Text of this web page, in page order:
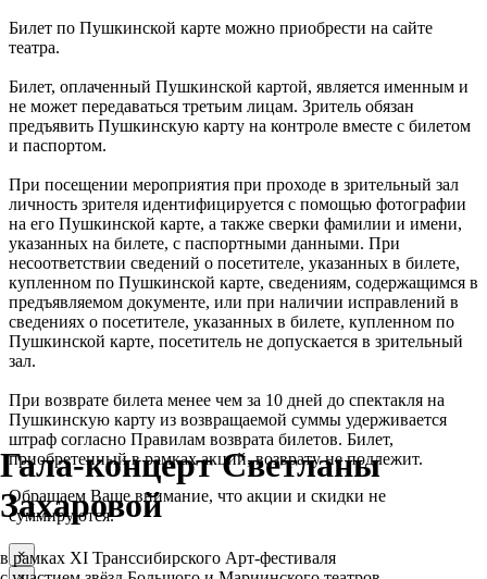
Гала-концерт Светланы
Захаровой
в рамках XI Транссибирского Арт-фестиваля
Билет по Пушкинской карте можно приобрести на сайте
театра.
Билет, оплаченный Пушкинской картой, является именным и
не может передаваться третьим лицам. Зритель обязан
предъявить Пушкинскую карту на контроле вместе с билетом
и паспортом.
При посещении мероприятия при проходе в зрительный зал
личность зрителя идентифицируется с помощью фотографии
на его Пушкинской карте, а также сверки фамилии и имени,
указанных на билете, с паспортными данными. При
несоответствии сведений о посетителе, указанных в билете,
купленном по Пушкинской карте, сведениям, содержащимся в
предъявляемом документе, или при наличии исправлений в
сведениях о посетителе, указанных в билете, купленном по
Пушкинской карте, посетитель не допускается в зрительный
зал.
При возврате билета менее чем за 10 дней до спектакля на
Пушкинскую карту из возвращаемой суммы удерживается
штраф согласно Правилам возврата билетов. Билет,
приобретенный в рамках акций, возврату не подлежит.
Обращаем Ваше внимание, что акции и скидки не
суммируются.
×